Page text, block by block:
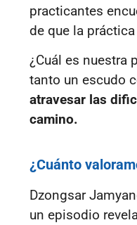
practicantes
de que la
¿Cuál es nuestra
tanto un escudo
atravesar las
camino.
¿Cuánto
Dzongsar
un episodio